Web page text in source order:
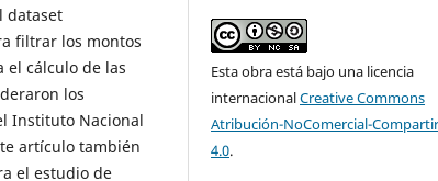
dataset
filtrar los montos
el cálculo de las
los
Instituto Nacional
artículo también
el estudio de
Esta obra está bajo una licencia
internacionalCreative Commons
Atribución-NoComercial-
4.0.